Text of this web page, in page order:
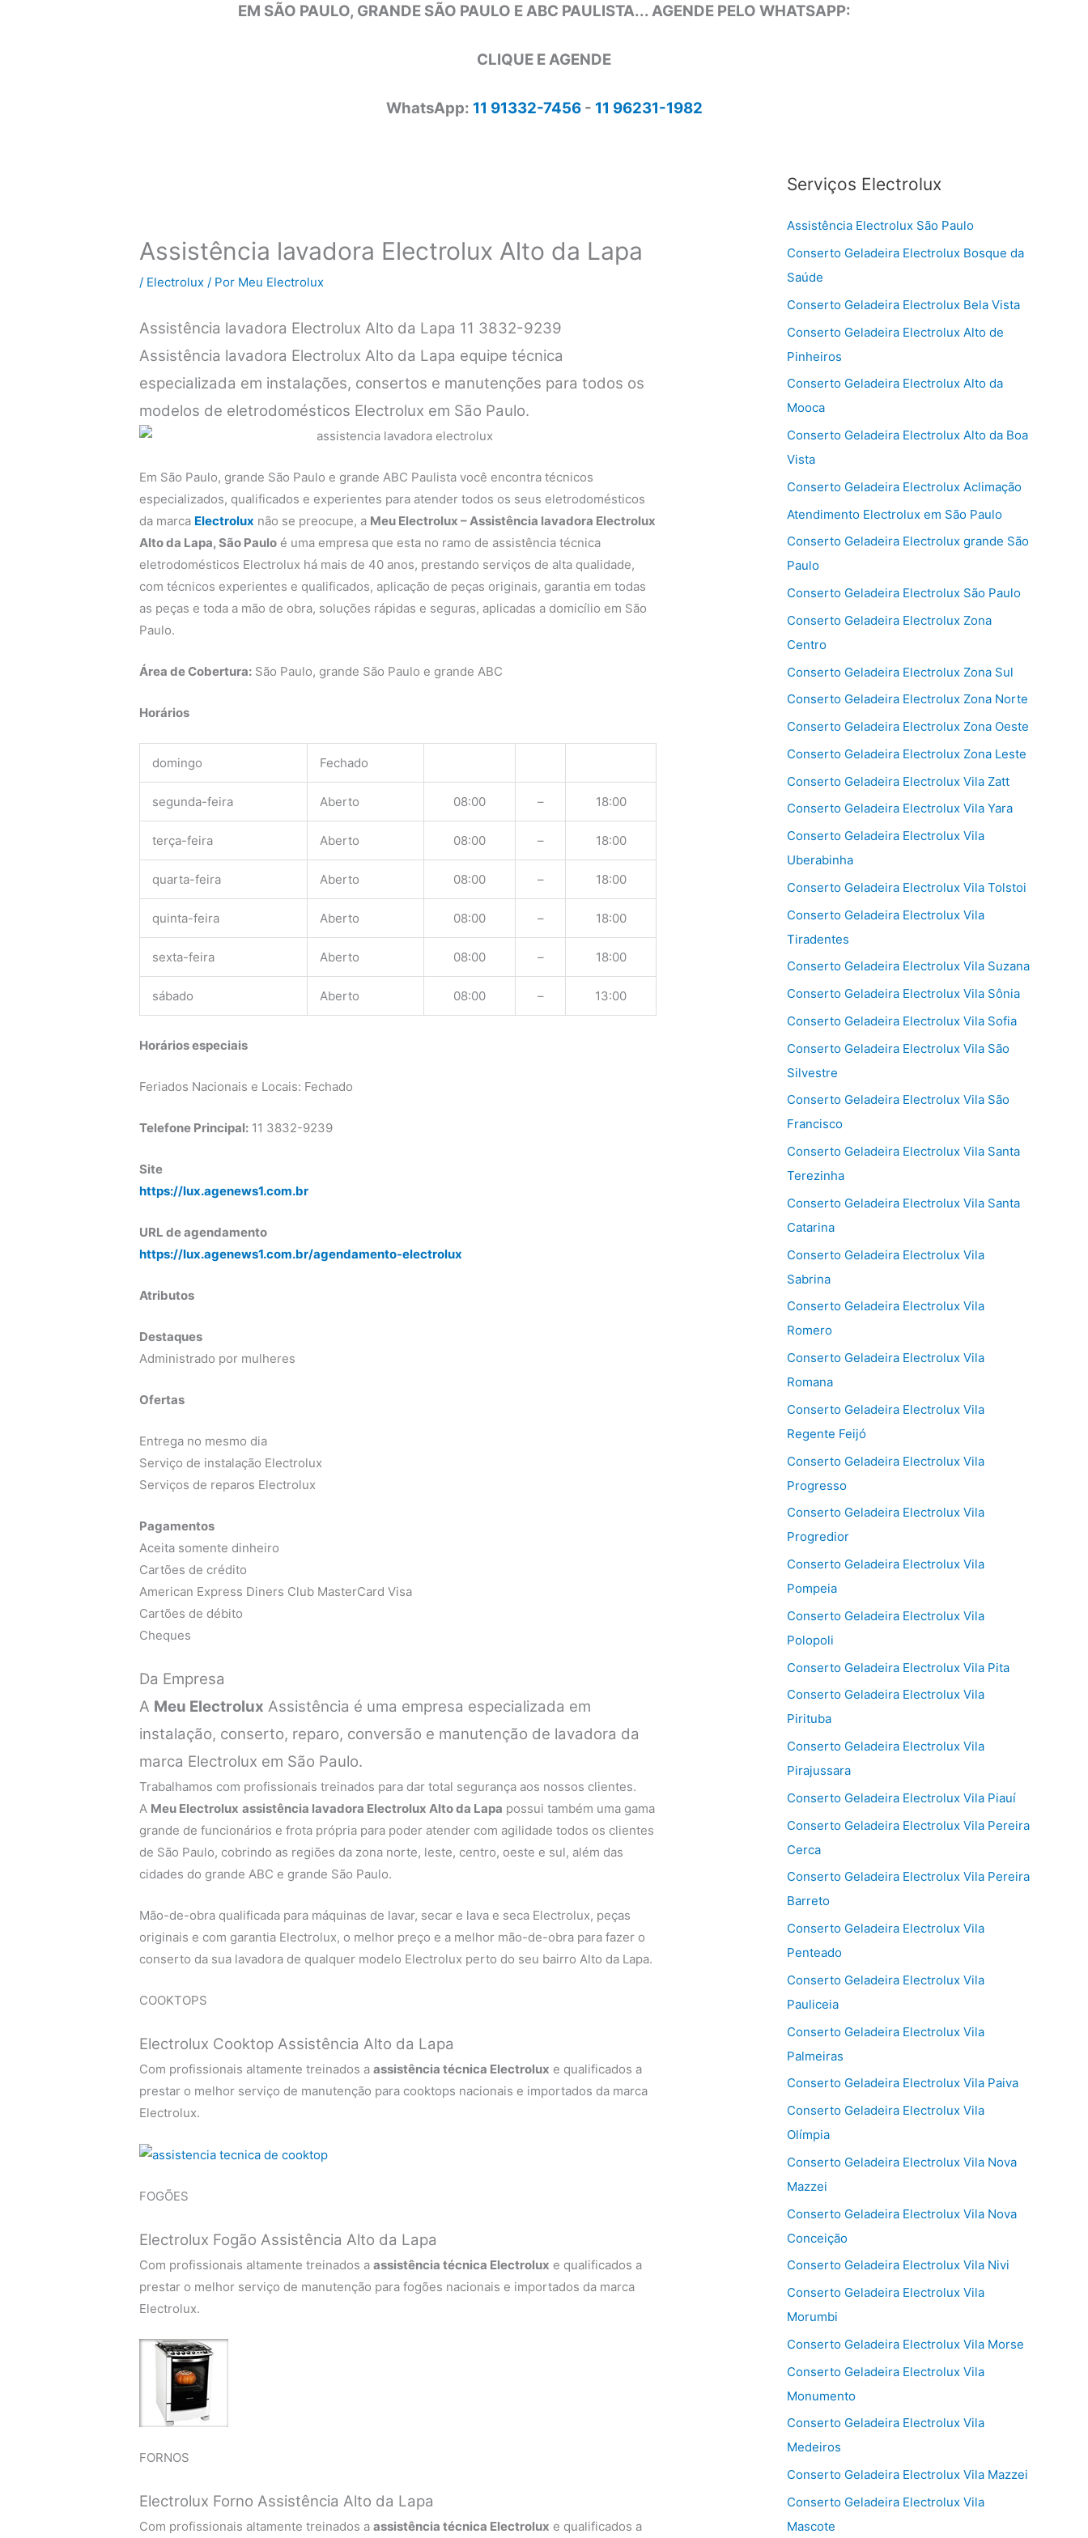
EM SÃO PAULO, GRANDE SÃO PAULO E ABC PAULISTA... AGENDE PELO WHATSAPP:
CLIQUE E AGENDE
WhatsApp: 11 91332-7456- 11 96231-1982
Assistência lavadora Electrolux Alto da Lapa
/ Electrolux / Por Meu Electrolux
Assistência lavadora Electrolux Alto da Lapa 11 3832-9239
Assistência lavadora Electrolux Alto da Lapa equipe técnica
especializada em instalações, consertos e manutenções para todos os
modelos de eletrodomésticos Electrolux em São Paulo.
Em São Paulo, grande São Paulo e grande ABC Paulista você encontra técnicos
especializados, qualificados e experientes para atender todos os seus eletrodomésticos
da marca Electrolux não se preocupe, a Meu Electrolux – Assistência lavadora Electrolux
Alto da Lapa, São Paulo é uma empresa que esta no ramo de assistência técnica
eletrodomésticos Electrolux há mais de 40 anos, prestando serviços de alta qualidade,
com técnicos experientes e qualificados, aplicação de peças originais, garantia em todas
as peças e toda a mão de obra, soluções rápidas e seguras, aplicadas a domicílio em São
Paulo.
Área de Cobertura: São Paulo, grande São Paulo e grande ABC
Horários
domingo Fechado
segunda-feira Aberto 08:00 – 18:00
terça-feira Aberto 08:00 – 18:00
quarta-feira Aberto 08:00 – 18:00
quinta-feira Aberto 08:00 – 18:00
sexta-feira Aberto 08:00 – 18:00
sábado Aberto 08:00 – 13:00
Horários especiais
Feriados Nacionais e Locais: Fechado
Telefone Principal: 11 3832-9239
Site
https://lux.agenews1.com.br
URL de agendamento
https://lux.agenews1.com.br/agendamento-electrolux
Atributos
Destaques
Administrado por mulheres
Ofertas
Entrega no mesmo dia
Serviço de instalação Electrolux
Serviços de reparos Electrolux
Pagamentos
Aceita somente dinheiro
Cartões de crédito
American Express Diners Club MasterCard Visa
Cartões de débito
Cheques
Da Empresa
A Meu Electrolux Assistência é uma empresa especializada em
instalação, conserto, reparo, conversão e manutenção de lavadora da
marca Electrolux em São Paulo.
Trabalhamos com profissionais treinados para dar total segurança aos nossos clientes.
A Meu Electrolux assistência lavadora Electrolux Alto da Lapa possui também uma gama
grande de funcionários e frota própria para poder atender com agilidade todos os clientes
de São Paulo, cobrindo as regiões da zona norte, leste, centro, oeste e sul, além das
cidades do grande ABC e grande São Paulo.
Mão-de-obra qualificada para máquinas de lavar, secar e lava e seca Electrolux, peças
originais e com garantia Electrolux, o melhor preço e a melhor mão-de-obra para fazer o
conserto da sua lavadora de qualquer modelo Electrolux perto do seu bairro Alto da Lapa.
COOKTOPS
Electrolux Cooktop Assistência Alto da Lapa
Com profissionais altamente treinados aassistência técnica Electrolux e qualificados a
prestar o melhor serviço de manutenção para cooktops nacionais e importados da marca
Electrolux.
FOGÕES
Electrolux Fogão Assistência Alto da Lapa
Com profissionais altamente treinados aassistência técnica Electrolux e qualificados a
prestar o melhor serviço de manutenção para fogões nacionais e importados da marca
Electrolux.
FORNOS
Electrolux Forno Assistência Alto da Lapa
Com profissionais altamente treinados aassistência técnica Electrolux e qualificados a
Serviços Electrolux
Assistência Electrolux São Paulo
Conserto Geladeira Electrolux Bosque da
Saúde
Conserto Geladeira Electrolux Bela Vista
Conserto Geladeira Electrolux Alto de
Pinheiros
Conserto Geladeira Electrolux Alto da
Mooca
Conserto Geladeira Electrolux Alto da Boa
Vista
Conserto Geladeira Electrolux Aclimação
Atendimento Electrolux em São Paulo
Conserto Geladeira Electrolux grande São
Paulo
Conserto Geladeira Electrolux São Paulo
Conserto Geladeira Electrolux Zona
Centro
Conserto Geladeira Electrolux Zona Sul
Conserto Geladeira Electrolux Zona Norte
Conserto Geladeira Electrolux Zona Oeste
Conserto Geladeira Electrolux Zona Leste
Conserto Geladeira Electrolux Vila Zatt
Conserto Geladeira Electrolux Vila Yara
Conserto Geladeira Electrolux Vila
Uberabinha
Conserto Geladeira Electrolux Vila Tolstoi
Conserto Geladeira Electrolux Vila
Tiradentes
Conserto Geladeira Electrolux Vila Suzana
Conserto Geladeira Electrolux Vila Sônia
Conserto Geladeira Electrolux Vila Sofia
Conserto Geladeira Electrolux Vila São
Silvestre
Conserto Geladeira Electrolux Vila São
Francisco
Conserto Geladeira Electrolux Vila Santa
Terezinha
Conserto Geladeira Electrolux Vila Santa
Catarina
Conserto Geladeira Electrolux Vila
Sabrina
Conserto Geladeira Electrolux Vila
Romero
Conserto Geladeira Electrolux Vila
Romana
Conserto Geladeira Electrolux Vila
Regente Feijó
Conserto Geladeira Electrolux Vila
Progresso
Conserto Geladeira Electrolux Vila
Progredior
Conserto Geladeira Electrolux Vila
Pompeia
Conserto Geladeira Electrolux Vila
Polopoli
Conserto Geladeira Electrolux Vila Pita
Conserto Geladeira Electrolux Vila
Pirituba
Conserto Geladeira Electrolux Vila
Pirajussara
Conserto Geladeira Electrolux Vila Piauí
Conserto Geladeira Electrolux Vila Pereira
Cerca
Conserto Geladeira Electrolux Vila Pereira
Barreto
Conserto Geladeira Electrolux Vila
Penteado
Conserto Geladeira Electrolux Vila
Pauliceia
Conserto Geladeira Electrolux Vila
Palmeiras
Conserto Geladeira Electrolux Vila Paiva
Conserto Geladeira Electrolux Vila
Olímpia
Conserto Geladeira Electrolux Vila Nova
Mazzei
Conserto Geladeira Electrolux Vila Nova
Conceição
Conserto Geladeira Electrolux Vila Nivi
Conserto Geladeira Electrolux Vila
Morumbi
Conserto Geladeira Electrolux Vila Morse
Conserto Geladeira Electrolux Vila
Monumento
Conserto Geladeira Electrolux Vila
Medeiros
Conserto Geladeira Electrolux Vila Mazzei
Conserto Geladeira Electrolux Vila
Mascote